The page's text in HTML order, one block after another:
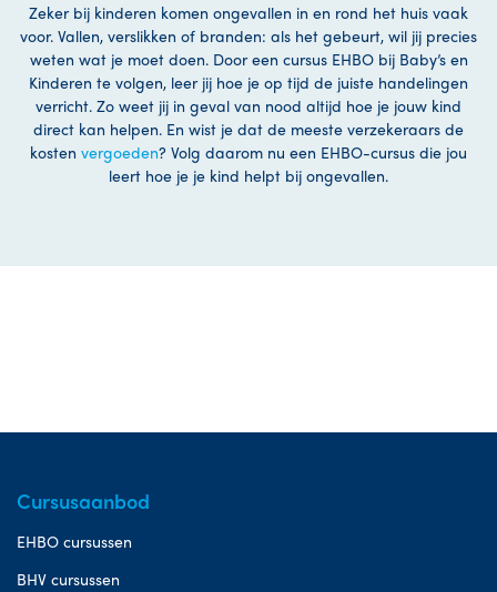
Zeker bij kinderen komen ongevallen in en rond het huis vaak
voor. Vallen, verslikken of branden: als het gebeurt, wil jij precies
weten wat je moet doen. Door een cursus EHBO bij Baby’s en
Kinderen te volgen, leer jij hoe je op tijd de juiste handelingen
verricht. Zo weet jij in geval van nood altijd hoe je jouw kind
direct kan helpen. En wist je dat de meeste verzekeraars de
kosten vergoeden? Volg daarom nu een EHBO-cursus die jou
leert hoe je je kind helpt bij ongevallen.
Cursusaanbod
EHBO cursussen
BHV cursussen